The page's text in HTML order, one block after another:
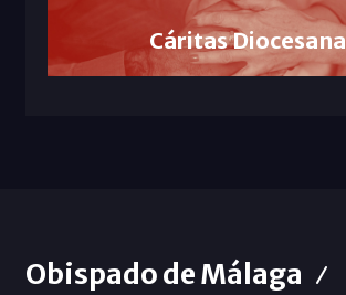
Cáritas Diocesana
Obispado de Málaga